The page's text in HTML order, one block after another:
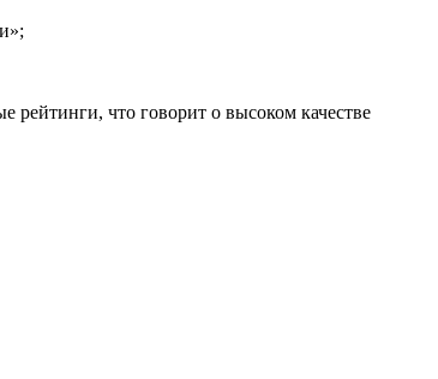
что говорит о высоком качестве